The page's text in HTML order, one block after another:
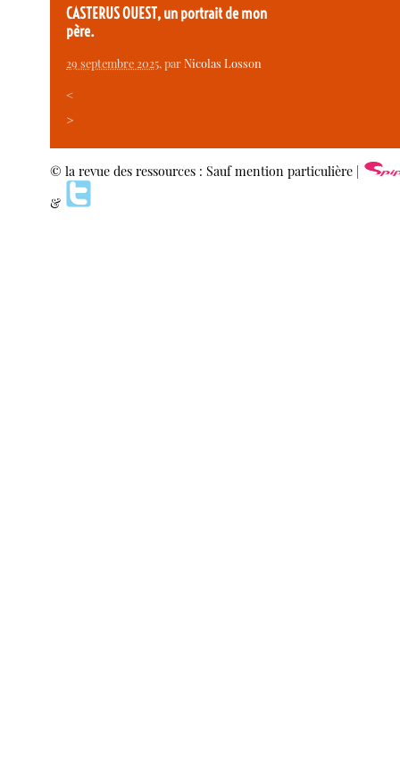
CASTERUS OUEST, un portrait de mon
père.
29 septembre 2025, parNicolas Losson
<
>
© la revue des ressources : Sauf mention particulière |
&